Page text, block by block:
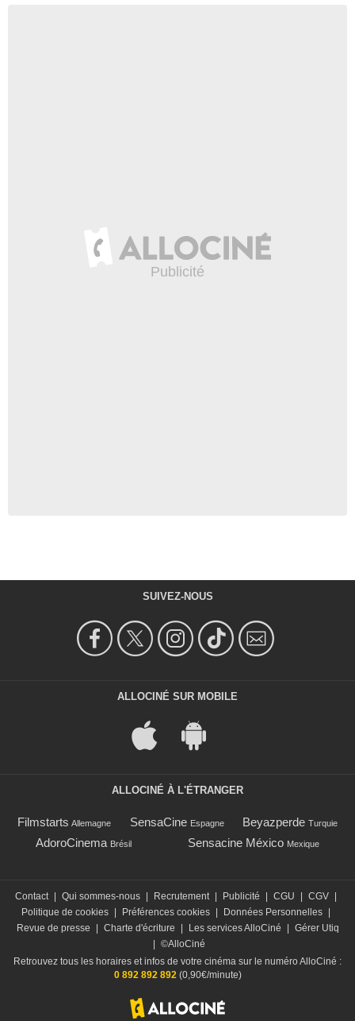
SUIVEZ-NOUS
ALLOCINÉ SUR MOBILE
ALLOCINÉ À L'ÉTRANGER
Filmstarts Allemagne SensaCine Espagne Beyazperde Turquie
AdoroCinema Brésil Sensacine México Mexique
Contact Qui sommes-nous Recrutement Publicité CGU CGV
Politique de cookies
Préférences cookies Données Personnelles
Revue de presse
Charte d'écriture Les services AlloCiné
Gérer Utiq
©AlloCiné
Retrouvez tous les horaires et infos de votre cinéma sur le numéro AlloCiné :
0 892 892 892(0,90€/minute)